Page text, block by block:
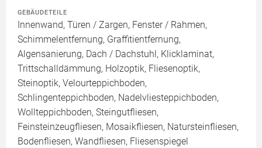
GEBÄUDETEILE
Innenwand, Türen / Zargen, Fenster / Rahmen,
Schimmelentfernung, Graffitientfernung,
Algensanierung, Dach / Dachstuhl, Klicklaminat,
Trittschalldämmung, Holzoptik, Fliesenoptik,
Steinoptik, Velourteppichboden,
Schlingenteppichboden, Nadelvliesteppichboden,
Wollteppichboden, Steingutfliesen,
Feinsteinzeugfliesen, Mosaikfliesen, Natursteinfliesen,
Bodenfliesen, Wandfliesen, Fliesenspiegel